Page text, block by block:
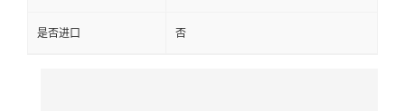
是否进口 否